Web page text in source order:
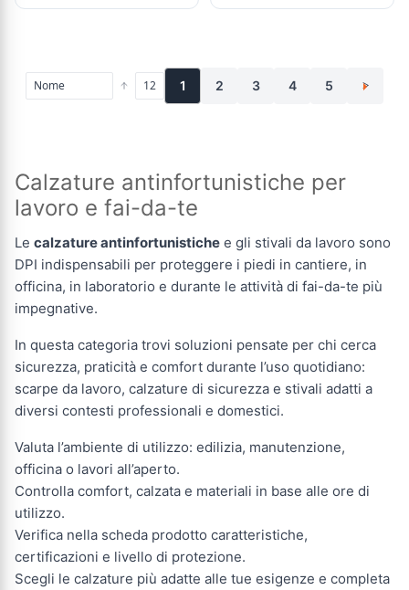
1 2 3 4 5 >
Calzature antinfortunistiche per
lavoro e fai-da-te
Le calzature antinfortunistiche e gli stivali da lavoro sono
DPI indispensabili per proteggere i piedi in cantiere, in
officina, in laboratorio e durante le attività di fai-da-te più
impegnative.
In questa categoria trovi soluzioni pensate per chi cerca
sicurezza, praticità e comfort durante l’uso quotidiano:
scarpe da lavoro, calzature di sicurezza e stivali adatti a
diversi contesti professionali e domestici.
Valuta l’ambiente di utilizzo: edilizia, manutenzione,
officina o lavori all’aperto.
Controlla comfort, calzata e materiali in base alle ore di
utilizzo.
Verifica nella scheda prodotto caratteristiche,
certificazioni e livello di protezione.
Scegli le calzature più adatte alle tue esigenze e completa